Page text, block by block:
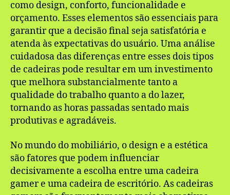
como design, conforto, funcionalidade e
orçamento. Esses elementos são essenciais para
garantir que a decisão final seja satisfatória e
atenda às expectativas do usuário. Uma análise
cuidadosa das diferenças entre esses dois tipos
de cadeiras pode resultar em um investimento
que melhora substancialmente tanto a
qualidade do trabalho quanto a do lazer,
tornando as horas passadas sentado mais
produtivas e agradáveis.
No mundo do mobiliário, o design e a estética
são fatores que podem influenciar
decisivamente a escolha entre uma cadeira
gamer e uma cadeira de escritório. As cadeiras